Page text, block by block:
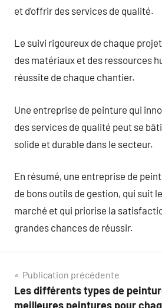
et d’offrir des services de qualité.
Le suivi rigoureux de chaque
des matériaux et des ressources
réussite de chaque chantier.
Une entreprise de peinture qui
des services de qualité peut se
solide et durable dans le secteur.
En résumé, une entreprise de
de bons outils de gestion, qui suit
marché et qui priorise la
grandes chances de réussir.
Navigation
de
Publication précédente
Les différents types de
meilleures peintures pour